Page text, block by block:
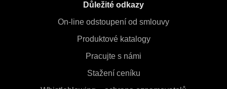
Důležité odkazy
On-line odstoupení od smlouvy
Produktové katalogy
Pracujte s námi
Stažení ceníku